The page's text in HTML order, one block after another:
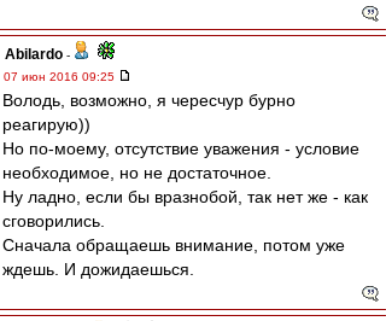
Abilardo -
07 июн 2016 09:25
Володь, возможно, я чересчур бурно
реагирую))
Но по-моему, отсутствие уважения - условие
необходимое, но не достаточное.
Ну ладно, если бы вразнобой, так нет же - как
сговорились.
Сначала обращаешь внимание, потом уже
ждешь. И дожидаешься.